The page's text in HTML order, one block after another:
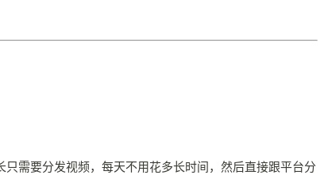
需要分发视频，每天不用花多长时间，然后直接跟平台分